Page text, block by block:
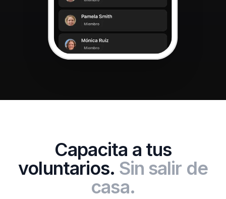
Capacita a tus
voluntarios. Sin salir de
casa.